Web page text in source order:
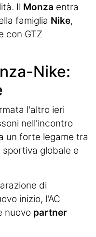
Il Monza entra
famiglia Nike,
con GTZ
Nike:
l'altro ieri
nell'incontro
un forte legame tra
globale e
di
inizio, l'AC
nuovo partner